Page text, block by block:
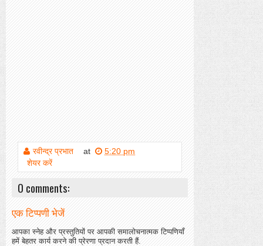
रवीन्द्र प्रभात at
5:20 pm
शेयर करें
0 comments:
एक टिप्पणी भेजें
आपका स्नेह और प्रस्तुतियों पर आपकी समालोचनात्मक टिप्पणियाँ
हमें बेहतर कार्य करने की प्रेरणा प्रदान करती हैं.